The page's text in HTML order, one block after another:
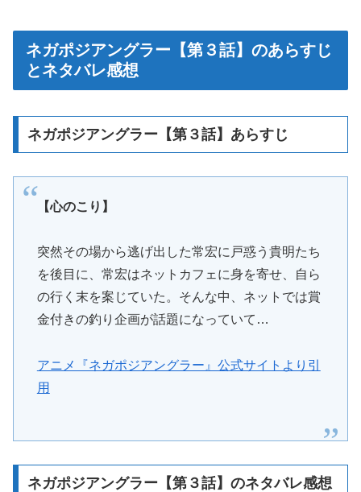
ネガポジアングラー【第３話】のあらすじ
とネタバレ感想
ネガポジアングラー【第３話】あらすじ
【心のこり】
突然その場から逃げ出した常宏に戸惑う貴明たち
を後目に、常宏はネットカフェに身を寄せ、自ら
の行く末を案じていた。そんな中、ネットでは賞
金付きの釣り企画が話題になっていて…
アニメ『ネガポジアングラー』公式サイトより引
用
ネガポジアングラー【第３話】のネタバレ感想